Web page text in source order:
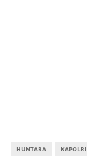
HUNTARA KAPOLRI